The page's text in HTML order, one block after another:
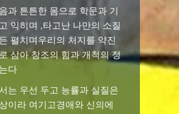
과 튼튼한 몸으로 학문과 기
익히며 ,타고난 나만의 소질
펼치며우리의 처지를 약진
삼아 창조의 힘과 개척의 정
다
는 우선 두고 능률과 실질은
이라 여기고경애와 신의에